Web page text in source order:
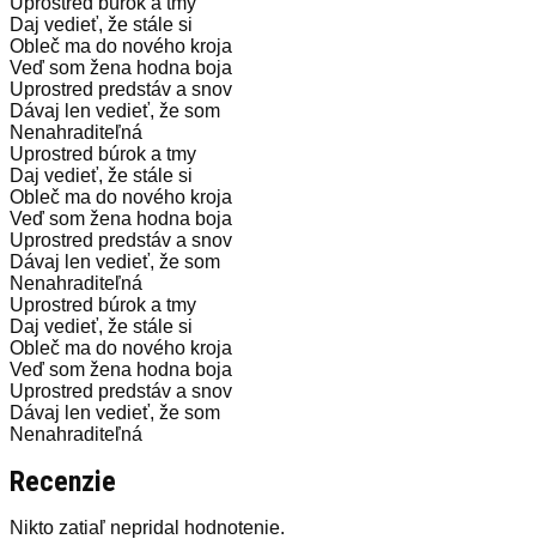
Daj vedieť, že stále si
Obleč ma do nového kroja
Veď som žena hodna boja
Uprostred predstáv a snov
Dávaj len vedieť, že som
Nenahraditeľná
Uprostred búrok a tmy
Daj vedieť, že stále si
Obleč ma do nového kroja
Veď som žena hodna boja
Uprostred predstáv a snov
Dávaj len vedieť, že som
Nenahraditeľná
Uprostred búrok a tmy
Daj vedieť, že stále si
Obleč ma do nového kroja
Veď som žena hodna boja
Uprostred predstáv a snov
Dávaj len vedieť, že som
Nenahraditeľná
Recenzie
Nikto zatiaľ nepridal hodnotenie.